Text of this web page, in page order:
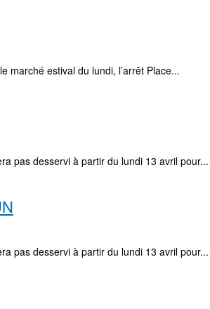
estival du lundi, l’arrêt Place...
pas desservi à partir du lundi 13 avril pour...
pas desservi à partir du lundi 13 avril pour...